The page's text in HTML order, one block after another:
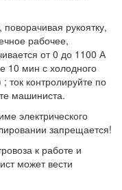
рукоятку,
рабочее,
от 0 до 1100 А
10 мин с холодного
ток контролируйте по
машиниста.
электрического
запрещается!
к работе и
может вести